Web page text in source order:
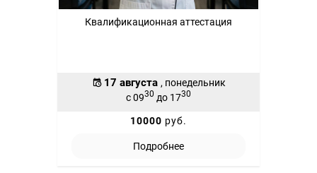
Квалификационная аттестация
17 августа , понедельник
с 0930 до 1730
10000 руб.
Подробнее